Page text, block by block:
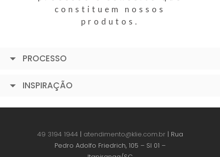
constituem nossos
produtos.
PROCESSO
INSPIRAÇÃO
49 3194 1944| atendimento@klie.com.br| Rua
Pedro Adolfo Friedrich, 105 – Sl 01 –